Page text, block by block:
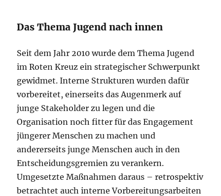
Das Thema Jugend nach innen
Seit dem Jahr 2010 wurde dem Thema Jugend
im Roten Kreuz ein strategischer Schwerpunkt
gewidmet. Interne Strukturen wurden dafür
vorbereitet, einerseits das Augenmerk auf
junge Stakeholder zu legen und die
Organisation noch fitter für das Engagement
jüngerer Menschen zu machen und
andererseits junge Menschen auch in den
Entscheidungsgremien zu verankern.
Umgesetzte Maßnahmen daraus – retrospektiv
betrachtet auch interne Vorbereitungsarbeiten